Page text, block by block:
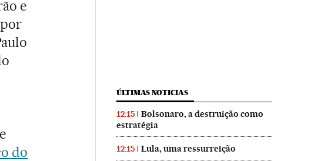
e
por
do
ÚLTIMAS NOTICIAS
12:15
Bolsonaro, a destruição como
estratégia
12:15 Lula, uma ressurreição